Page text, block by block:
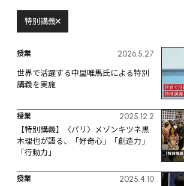
特別講義
授業 2026.5.27
世界で活躍する中里唯馬氏による特別
講義を実施
授業 2025.12.2
【特別講義】〈パリ〉メゾンキツネ黒
木理也が語る、「好奇心」「創造力」
「行動力」
授業 2025.4.10